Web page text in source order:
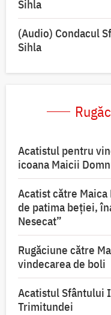
Sihla
(Audio) Condacul
Sihla
Acatistul pentru
icoana Maicii
Acatist către
de patima beției,
Nesecat”
Rugăciune către
vindecarea de boli
Acatistul Sfântului
Trimitundei